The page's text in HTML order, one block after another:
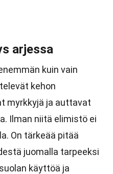
arjessa
kuin vain
kehon
myrkkyjä ja auttavat
Ilman niitä elimistö ei
On tärkeää pitää
juomalla tarpeeksi
käyttöä ja